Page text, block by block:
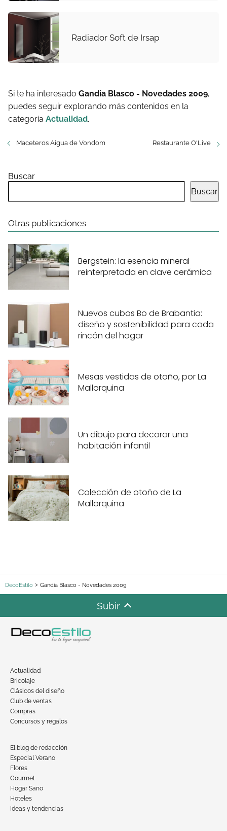
Radiador Soft de Irsap
Si te ha interesado Gandia Blasco - Novedades 2009,
puedes seguir explorando más contenidos en la
categoría Actualidad.
Maceteros Aigua de Vondom Restaurante O'Live
Buscar
Buscar
Otras publicaciones
Bergstein: la esencia mineral
reinterpretada en clave cerámica
Nuevos cubos Bo de Brabantia:
diseño y sostenibilidad para cada
rincón del hogar
Mesas vestidas de otoño, por La
Mallorquina
Un dibujo para decorar una
habitación infantil
Colección de otoño de La
Mallorquina
DecoEstilo Gandia Blasco - Novedades 2009
Subir
Actualidad
Bricolaje
Clásicos del diseño
Club de ventas
Compras
Concursos y regalos
El blog de redacción
Especial Verano
Flores
Gourmet
Hogar Sano
Hoteles
Ideas y tendencias